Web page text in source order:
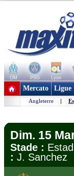
OM PSG Lyon
+ de clubs
Mercato Ligue
Angleterre |
Dim. 15
Stade :
: J. Sanchez